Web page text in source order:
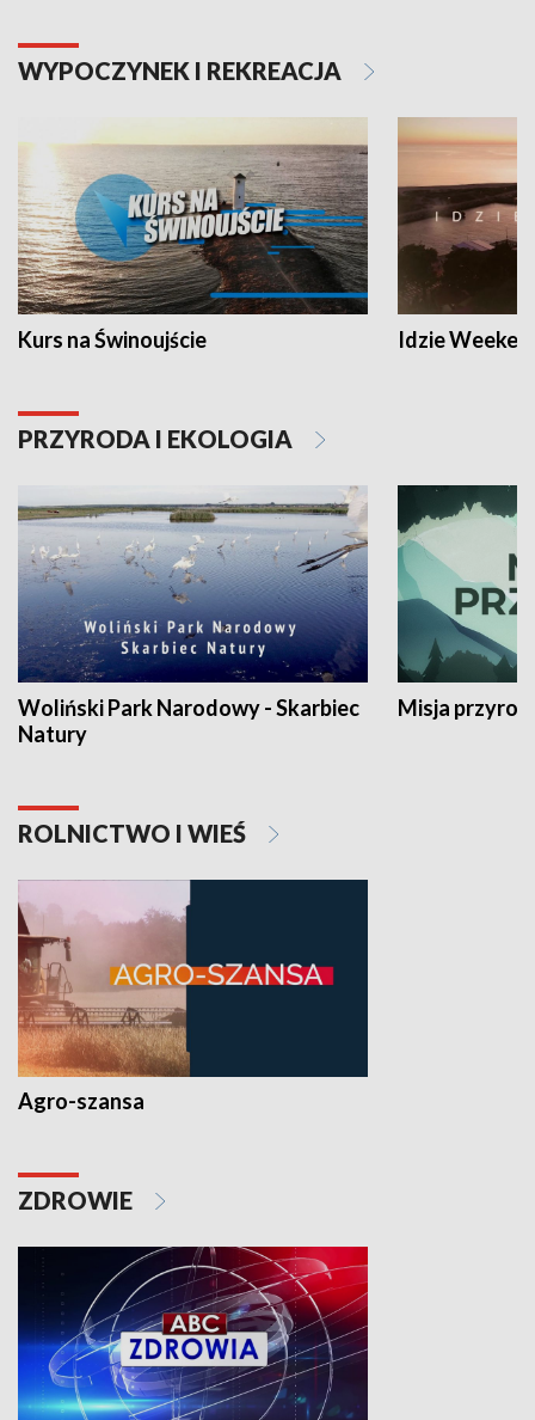
WYPOCZYNEK I REKREACJA
Kurs na Świnoujście Idzie
PRZYRODA I EKOLOGIA
Woliński Park Narodowy - Skarbiec
Natury
Misja
ROLNICTWO I WIEŚ
Agro-szansa
ZDROWIE